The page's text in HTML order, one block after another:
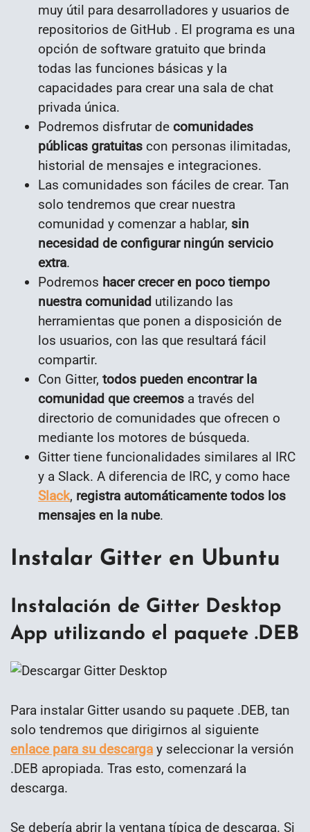
muy útil para desarrolladores y usuarios de
repositorios de GitHub . El programa es una
opción de software gratuito que brinda
todas las funciones básicas y la
capacidades para crear una sala de chat
privada única.
Podremos disfrutar de comunidades
públicas gratuitas con personas ilimitadas,
historial de mensajes e integraciones.
Las comunidades son fáciles de crear. Tan
solo tendremos que crear nuestra
comunidad y comenzar a hablar, sin
necesidad de configurar ningún servicio
extra.
Podremos hacer crecer en poco tiempo
nuestra comunidad utilizando las
herramientas que ponen a disposición de
los usuarios, con las que resultará fácil
compartir.
Con Gitter, todos pueden encontrar la
comunidad que creemos a través del
directorio de comunidades que ofrecen o
mediante los motores de búsqueda.
Gitter tiene funcionalidades similares al IRC
y a Slack. A diferencia de IRC, y como hace
Slack, registra automáticamente todos los
mensajes en la nube.
Instalar Gitter en Ubuntu
Instalación de Gitter Desktop
App utilizando el paquete .DEB
Para instalar Gitter usando su paquete .DEB, tan
solo tendremos que dirigirnos al siguiente
enlace para su descarga y seleccionar la versión
.DEB apropiada. Tras esto, comenzará la
descarga.
Se debería abrir la ventana típica de descarga. Si